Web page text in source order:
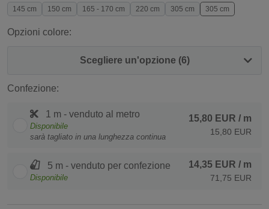
145 cm 150 cm 165 - 170 cm 220 cm 305 cm 305 cm
Opzioni colore:
Scegliere un'opzione (6)
Confezione:
1 m - venduto al metro
Disponibile
sarà tagliato in una lunghezza continua
15,80 EUR / m
15,80 EUR
5 m - venduto per confezione
Disponibile
14,35 EUR / m
71,75 EUR